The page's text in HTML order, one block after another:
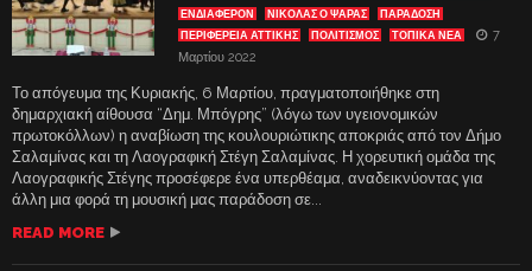
ΕΝΔΙΑΦΈΡΟΝ
ΝΙΚΟΛΑΣ Ο ΨΑΡΑΣ
ΠΑΡΑΔΟΣΗ
ΠΕΡΙΦΕΡΕΙΑ ΑΤΤΙΚΗΣ
ΠΟΛΙΤΙΣΜΟΣ ΤΟΠΙΚΑ ΝΕΑ
7
Μαρτίου 2022
Το απόγευμα της Κυριακής, 6 Μαρτίου, πραγματοποιήθηκε στη
δημαρχιακή αίθουσα “Δημ. Μπόγρης” (λόγω των υγειονομικών
πρωτοκόλλων) η αναβίωση της κουλουριώτικης αποκριάς από τον Δήμο
Σαλαμίνας και τη Λαογραφική Στέγη Σαλαμίνας. Η χορευτική ομάδα της
Λαογραφικής Στέγης προσέφερε ένα υπερθέαμα, αναδεικνύοντας για
άλλη μια φορά τη μουσική μας παράδοση σε...
READ MORE